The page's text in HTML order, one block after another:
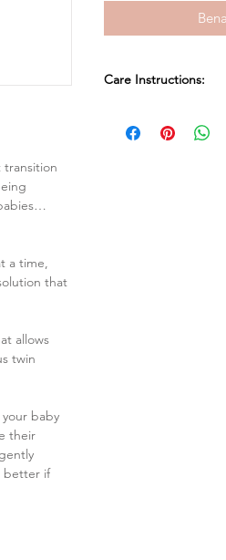
transition
a time,
that
allows
twin
baby
their
better if
Care Instructions: